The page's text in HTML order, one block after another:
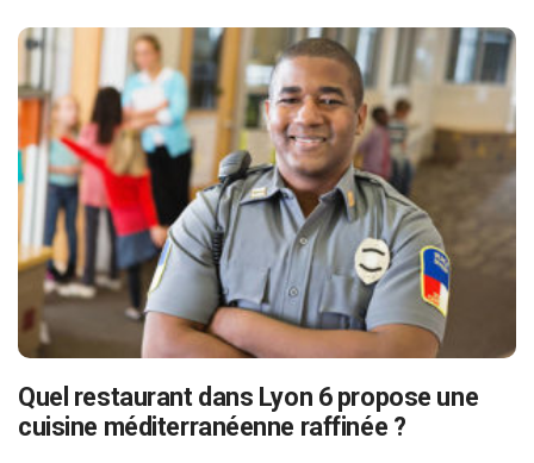
Quel restaurant dans Lyon 6 propose une
cuisine méditerranéenne raffinée ?